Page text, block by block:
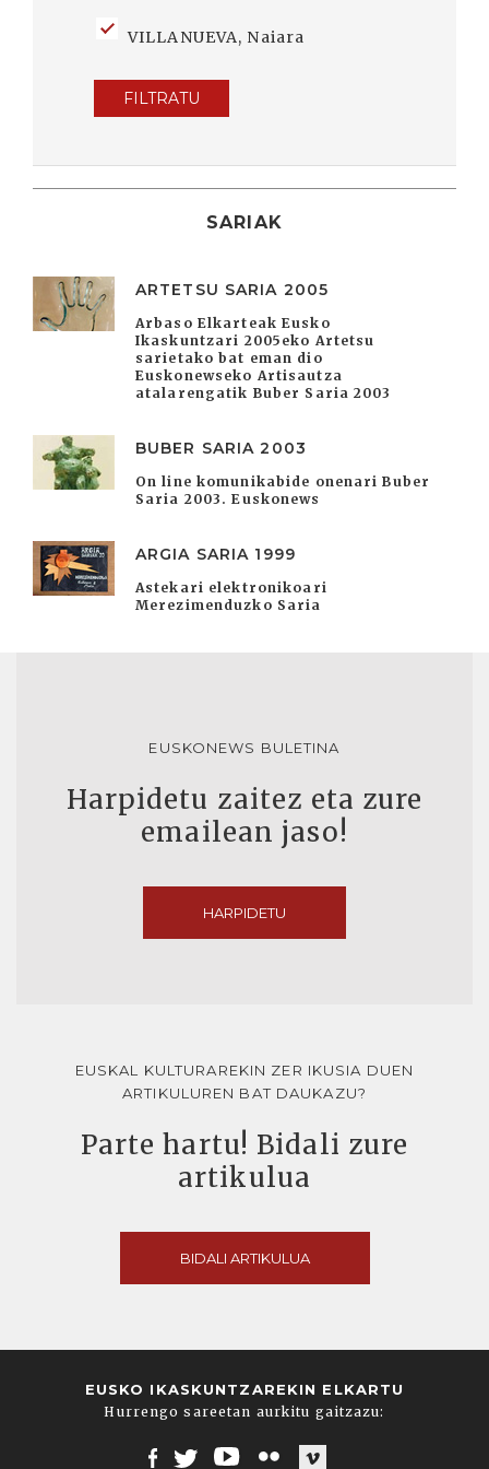
VILLANUEVA, Naiara
FILTRATU
SARIAK
ARTETSU SARIA 2005
Arbaso Elkarteak Eusko
Ikaskuntzari 2005eko Artetsu
sarietako bat eman dio
Euskonewseko Artisautza
atalarengatik Buber Saria 2003
BUBER SARIA 2003
On line komunikabide onenari Buber
Saria 2003. Euskonews
ARGIA SARIA 1999
Astekari elektronikoari
Merezimenduzko Saria
EUSKONEWS BULETINA
Harpidetu zaitez eta zure
emailean jaso!
HARPIDETU
EUSKAL KULTURAREKIN ZER IKUSIA DUEN
ARTIKULUREN BAT DAUKAZU?
Parte hartu! Bidali zure
artikulua
BIDALI ARTIKULUA
EUSKO IKASKUNTZAREKIN ELKARTU
Hurrengo sareetan aurkitu gaitzazu: